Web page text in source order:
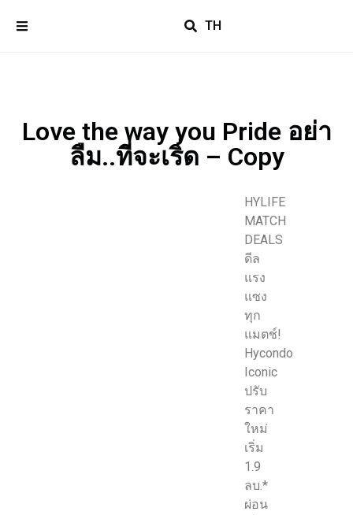
TH
Love the way you Pride อย่า
ลืม..ที่จะเริ่ด – Copy
HYLIFE
MATCH
DEALS
ดีล
แรง
แซง
ทุก
แมตช์!
Hycondo
Iconic
ปรับ
ราคา
ใหม่
เริ่ม
1.9
ลบ.*
ผ่อน